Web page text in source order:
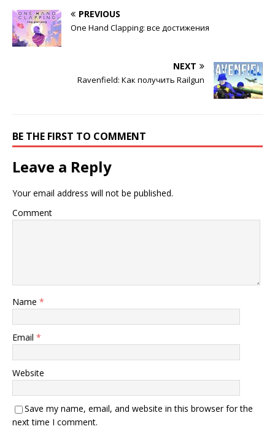
PREVIOUS
One Hand Clapping: все достижения
NEXT
Ravenfield: Как получить Railgun
BE THE FIRST TO COMMENT
Leave a Reply
Your email address will not be published.
Comment
Name *
Email *
Website
Save my name, email, and website in this browser for the
next time I comment.